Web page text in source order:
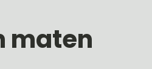
maten